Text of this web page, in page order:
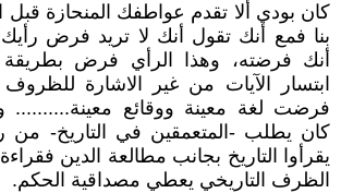
كان بودي ألا تقدم عواطفك المنحازة قبل
بنا فمع أنك تقول أنك لا تريد فرض
أنك فرضته، وهذا الرأي فرض بطريقة
ابتسار الآيات من غير الاشارة للظروف
فرضت لغة معينة ووقائع معينة..........
كان يطلب -المتعمقين في التاريخ- من
يقرأوا التاريخ بجانب مطالعة الدين
الظرف التاريخي يعطي مصداقية الحكم.